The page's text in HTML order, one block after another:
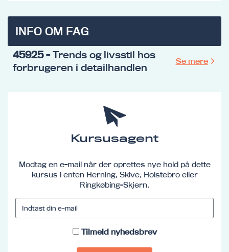
INFO OM FAG
45925- Trends og livsstil hos
forbrugeren i detailhandlen
Se mere
Kursusagent
Modtag en e-mail når der oprettes nye hold på dette
kursus i enten Herning, Skive, Holstebro eller
Ringkøbing-Skjern.
Tilmeld nyhedsbrev